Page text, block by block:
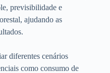
previsibilidade e
ajudando as
diferentes cenários
como consumo de